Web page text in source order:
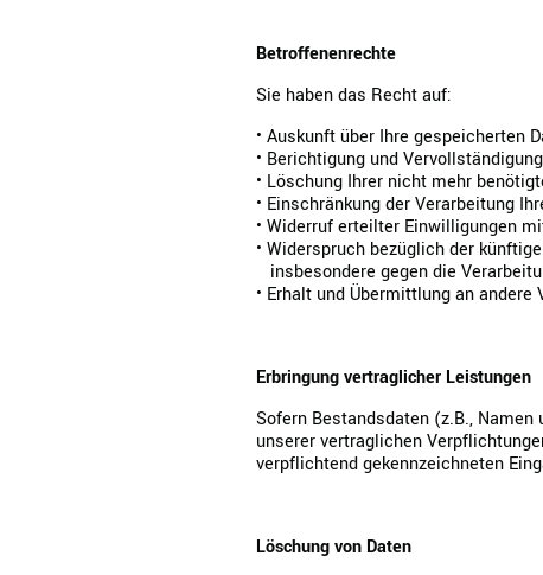
Betroffenenrechte
Sie haben das Recht auf:
• Auskunft über Ihre gespeicherten
• Berichtigung und
• Löschung Ihrer nicht mehr
• Einschränkung der Verarbeitung
• Widerruf erteilter Einwilligungen
• Widerspruch bezüglich der
insbesondere gegen die
• Erhalt und Übermittlung an
Erbringung vertraglicher Leistungen
Sofern Bestandsdaten (z.B.,
unserer vertraglichen
verpflichtend gekennzeichneten
Löschung von Daten